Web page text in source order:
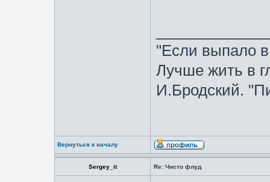
"Если выпало
Лучше жить в
И.Бродский.
Вернуться к началу
Sergey_it Re: Чисто флуд